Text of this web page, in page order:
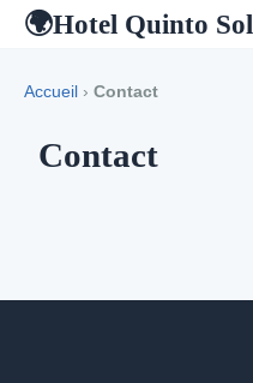
🌍Hotel Quinto Sol
Accueil › Contact
Contact